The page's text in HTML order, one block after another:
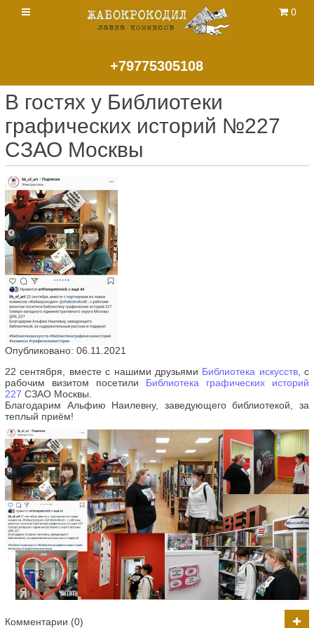
+79775305108
0
В гостях у Библиотеки
графических историй №227
СЗАО Москвы
Опубликовано: 06.11.2021
22 сентября, вместе с нашими друзьями Библиотека искусств, с
рабочим визитом посетили Библиотека графических историй
227 СЗАО Москвы.
Благодарим Альфию Наилевну, заведующего библиотекой, за
теплый приём!
Комментарии (0)